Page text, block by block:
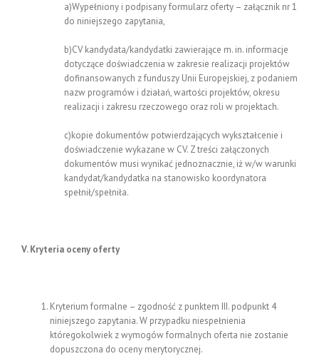
a)Wypełniony i podpisany formularz oferty – załącznik nr 1
do niniejszego zapytania,
b)CV kandydata/kandydatki zawierające m. in. informacje
dotyczące doświadczenia w zakresie realizacji projektów
dofinansowanych z funduszy Unii Europejskiej, z podaniem
nazw programów i działań, wartości projektów, okresu
realizacji i zakresu rzeczowego oraz roli w projektach.
c)kopie dokumentów potwierdzających wykształcenie i
doświadczenie wykazane w CV. Z treści załączonych
dokumentów musi wynikać jednoznacznie, iż w/w warunki
kandydat/kandydatka na stanowisko koordynatora
spełnił/spełniła.
V. Kryteria oceny oferty
Kryterium formalne – zgodność z punktem III. podpunkt 4
niniejszego zapytania. W przypadku niespełnienia
któregokolwiek z wymogów formalnych oferta nie zostanie
dopuszczona do oceny merytorycznej.